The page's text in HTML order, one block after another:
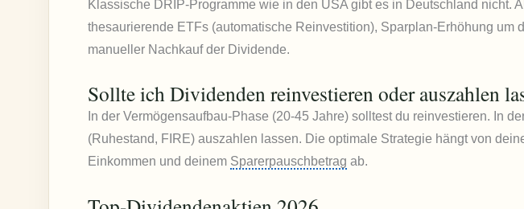
Klassische DRIP-Programme wie in den USA gibt es in Deutschland nicht.
thesaurierende ETFs (automatische Reinvestition), Sparplan-Erhöhung um
manueller Nachkauf der Dividende.
Sollte ich Dividenden reinvestieren oder auszahlen
In der Vermögensaufbau-Phase (20-45 Jahre) solltest du reinvestieren. In
(Ruhestand, FIRE) auszahlen lassen. Die optimale Strategie hängt von
Einkommen und deinem Sparerpauschbetrag ab.